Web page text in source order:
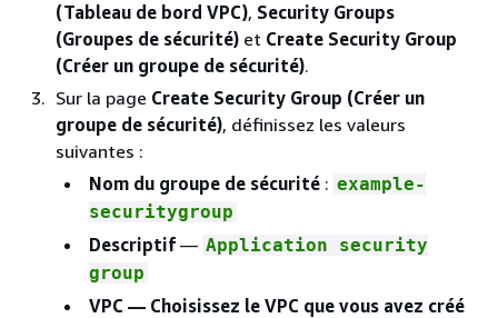
(Tableau de bord VPC), Security Groups
(Groupes de sécurité) et Create Security Group
(Créer un groupe de sécurité).
Sur la page Create Security Group (Créer un
groupe de sécurité), définissez les valeurs
suivantes :
Nom du groupe de sécurité : example-
securitygroup
Descriptif — Application security
group
VPC — Choisissez le VPC que vous avez créé